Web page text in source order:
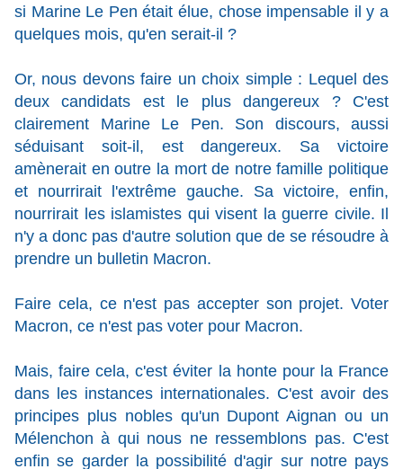
si Marine Le Pen était élue, chose impensable il y a
quelques mois, qu'en serait-il ?
Or, nous devons faire un choix simple : Lequel des
deux candidats est le plus dangereux ? C'est
clairement Marine Le Pen. Son discours, aussi
séduisant soit-il, est dangereux. Sa victoire
amènerait en outre la mort de notre famille politique
et nourrirait l'extrême gauche. Sa victoire, enfin,
nourrirait les islamistes qui visent la guerre civile. Il
n'y a donc pas d'autre solution que de se résoudre à
prendre un bulletin Macron.
Faire cela, ce n'est pas accepter son projet. Voter
Macron, ce n'est pas voter pour Macron.
Mais, faire cela, c'est éviter la honte pour la France
dans les instances internationales. C'est avoir des
principes plus nobles qu'un Dupont Aignan ou un
Mélenchon à qui nous ne ressemblons pas. C'est
enfin se garder la possibilité d'agir sur notre pays